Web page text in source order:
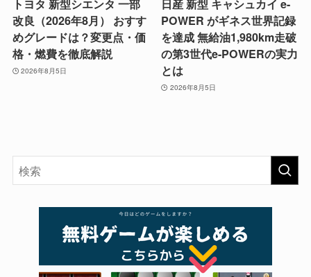
トヨタ 新型シエンタ 一部
改良（2026年8月） おすす
めグレードは？変更点・価
格・燃費を徹底解説
2026年8月5日
日産 新型 キャシュカイ e-
POWER がギネス世界記録
を達成 無給油1,980km走破
の第3世代e-POWERの実力
とは
2026年8月5日